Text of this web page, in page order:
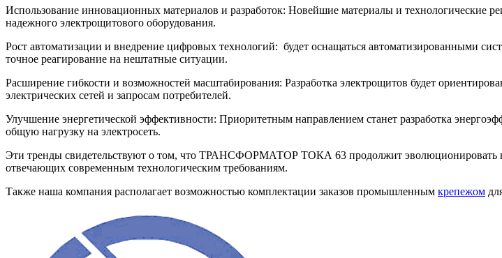
Использование инновационных материалов и разработок: Новейшие материалы и технологические
надежного электрощитового оборудования.
Рост автоматизации и внедрение цифровых технологий: будет оснащаться автоматизированными
точное реагирование на нештатные ситуации.
Расширение гибкости и возможностей масштабирования: Разработка электрощитов будет
электрических сетей и запросам потребителей.
Улучшение энергетической эффективности: Приоритетным направлением станет разработка
общую нагрузку на электросеть.
Эти тренды свидетельствуют о том, что ТРАНСФОРМАТОР ТОКА 63 продолжит эволюционировать в
отвечающих современным технологическим требованиям.
Также наша компания располагает возможностью комплектации заказов промышленным крепежом